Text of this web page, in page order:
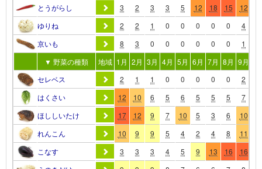
とうがらし
3 2 3 3 5 12 18 15 12
ゆりね
2 2 1 0 0 0 0 0 4
京いも
8 3 0 0 0 0 0 0 1
▼ 野菜の種類
地域 1月 2月 3月 4月 5月 6月 7月 8月 9月
セレベス
2 1 1 0 0 0 0 0 2
はくさい
12 10 6 5 6 5 5 5 7
ほししいたけ
17 12 9 7 10 5 3 6 10
れんこん
10 9 9 5 4 2 4 8 11
こなす
3 3 3 4 5 9 13 16 16